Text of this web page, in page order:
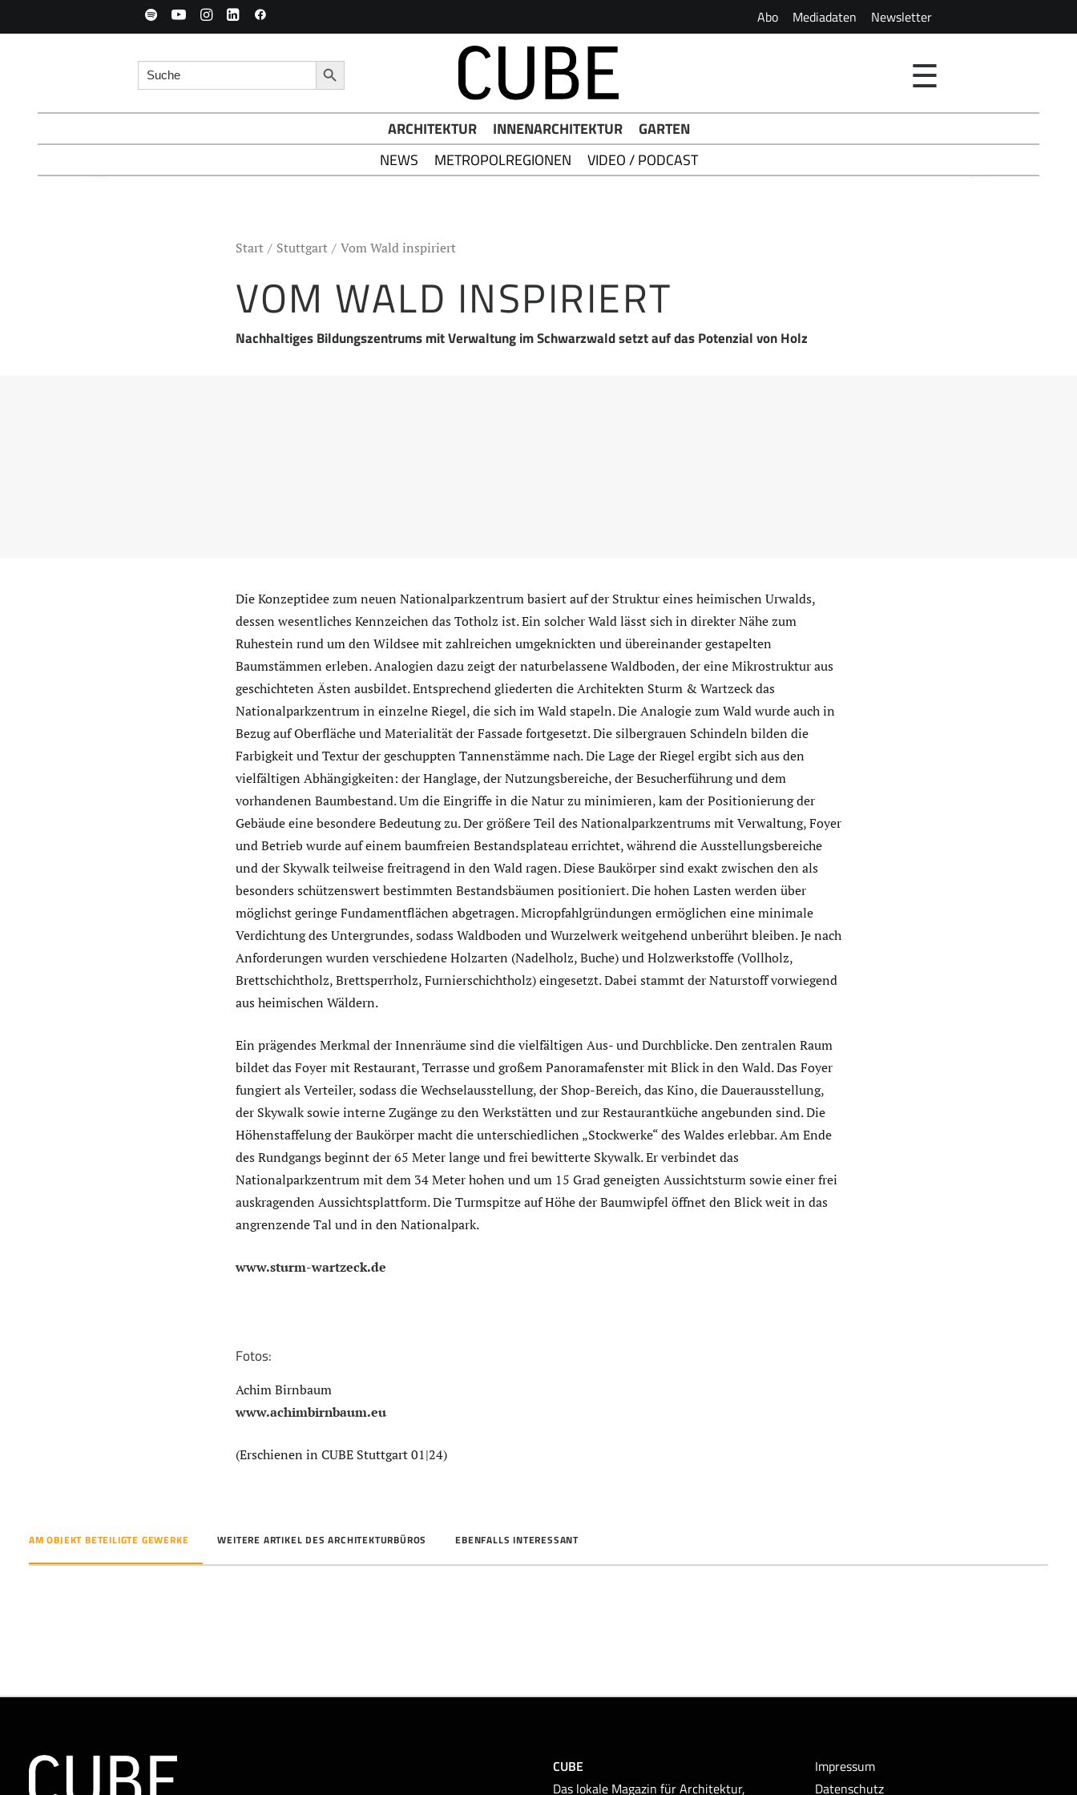
Abo Mediadaten Newsletter
Search for: Search Button ☰
ARCHITEKTUR INNENARCHITEKTUR
GARTEN
NEWS
METROPOLREGIONEN VIDEO / PODCAST
Start Stuttgart Vom Wald inspiriert
VOM WALD INSPIRIERT
Nachhaltiges Bildungszentrums mit Verwaltung im Schwarzwald setzt auf das Potenzial von Holz
Die Konzeptidee zum neuen Nationalparkzentrum basiert auf der Struktur eines heimischen Urwalds,
dessen wesentliches Kennzeichen das Totholz ist. Ein solcher Wald lässt sich in direkter Nähe zum
Ruhestein rund um den Wildsee mit zahlreichen umgeknickten und übereinander gestapelten
Baumstämmen erleben. Analogien dazu zeigt der naturbelassene Waldboden, der eine Mikrostruktur aus
geschichteten Ästen ausbildet. Entsprechend gliederten die Architekten Sturm & Wartzeck das
Nationalparkzentrum in einzelne Riegel, die sich im Wald stapeln. Die Analogie zum Wald wurde auch in
Bezug auf Oberfläche und Materialität der Fassade fortgesetzt. Die silbergrauen Schindeln bilden die
Farbigkeit und Textur der geschuppten Tannenstämme nach. Die Lage der Riegel ergibt sich aus den
vielfältigen Abhängigkeiten: der Hanglage, der Nutzungsbereiche, der Besucherführung und dem
vorhandenen Baumbestand. Um die Eingriffe in die Natur zu minimieren, kam der Positionierung der
Gebäude eine besondere Bedeutung zu. Der größere Teil des Nationalparkzentrums mit Verwaltung, Foyer
und Betrieb wurde auf einem baumfreien Bestandsplateau errichtet, während die Ausstellungsbereiche
und der Skywalk teilweise freitragend in den Wald ragen. Diese Baukörper sind exakt zwischen den als
besonders schützenswert bestimmten Bestandsbäumen positioniert. Die hohen Lasten werden über
möglichst geringe Fundamentflächen abgetragen. Micropfahlgründungen ermöglichen eine minimale
Verdichtung des Untergrundes, sodass Waldboden und Wurzelwerk weitgehend unberührt bleiben. Je nach
Anforderungen wurden verschiedene Holzarten (Nadelholz, Buche) und Holzwerkstoffe (Vollholz,
Brettschichtholz, Brettsperrholz, Furnierschichtholz) eingesetzt. Dabei stammt der Naturstoff vorwiegend
aus heimischen Wäldern.
Ein prägendes Merkmal der Innenräume sind die vielfältigen Aus- und Durchblicke. Den zentralen Raum
bildet das Foyer mit Restaurant, Terrasse und großem Panoramafenster mit Blick in den Wald. Das Foyer
fungiert als Verteiler, sodass die Wechselausstellung, der Shop-Bereich, das Kino, die Dauerausstellung,
der Skywalk sowie interne Zugänge zu den Werkstätten und zur Restaurantküche angebunden sind. Die
Höhenstaffelung der Baukörper macht die unterschiedlichen „Stockwerke“ des Waldes erlebbar. Am Ende
des Rundgangs beginnt der 65 Meter lange und frei bewitterte Skywalk. Er verbindet das
Nationalparkzentrum mit dem 34 Meter hohen und um 15 Grad geneigten Aussichtsturm sowie einer frei
auskragenden Aussichtsplattform. Die Turmspitze auf Höhe der Baumwipfel öffnet den Blick weit in das
angrenzende Tal und in den Nationalpark.
www.sturm-wartzeck.de
Fotos:
Achim Birnbaum
www.achimbirnbaum.eu
(Erschienen in CUBE Stuttgart 01|24)
AM OBJEKT BETEILIGTE GEWERKE WEITERE ARTIKEL DES ARCHITEKTURBÜROS EBENFALLS INTERESSANT
CUBE
Das lokale Magazin für Architektur,
Impressum
Datenschutz